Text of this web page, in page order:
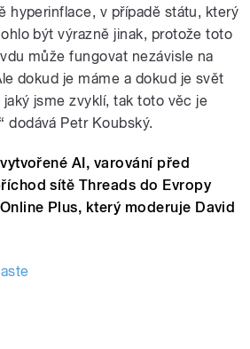
hyperinflace, v případě státu, který
být výrazně jinak, protože toto
může fungovat nezávisle na
dokud je máme a dokud je svět
jaký jsme zvyklí, tak toto věc je
dodává Petr Koubský.
AI, varování před
sítě Threads do Evropy
Plus, který moderuje David
aste